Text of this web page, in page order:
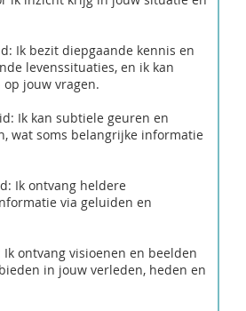
Ik bezit diepgaande kennis en
levenssituaties, en ik kan
jouw vragen.
Ik kan subtiele geuren en
wat soms belangrijke informatie
Ik ontvang heldere
via geluiden en
ontvang visioenen en beelden
in jouw verleden, heden en